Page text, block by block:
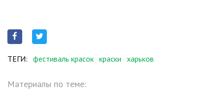
ТЕГИ: фестиваль красок краски харьков
Материалы по теме: